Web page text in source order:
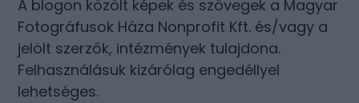
A blogon közölt képek és szövegek a Magyar
Fotográfusok Háza Nonprofit Kft. és/vagy a
jelölt szerzők, intézmények tulajdona.
Felhasználásuk kizárólag engedéllyel
lehetséges.